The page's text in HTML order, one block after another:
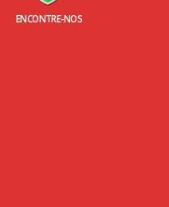
ENCONTRE-NOS